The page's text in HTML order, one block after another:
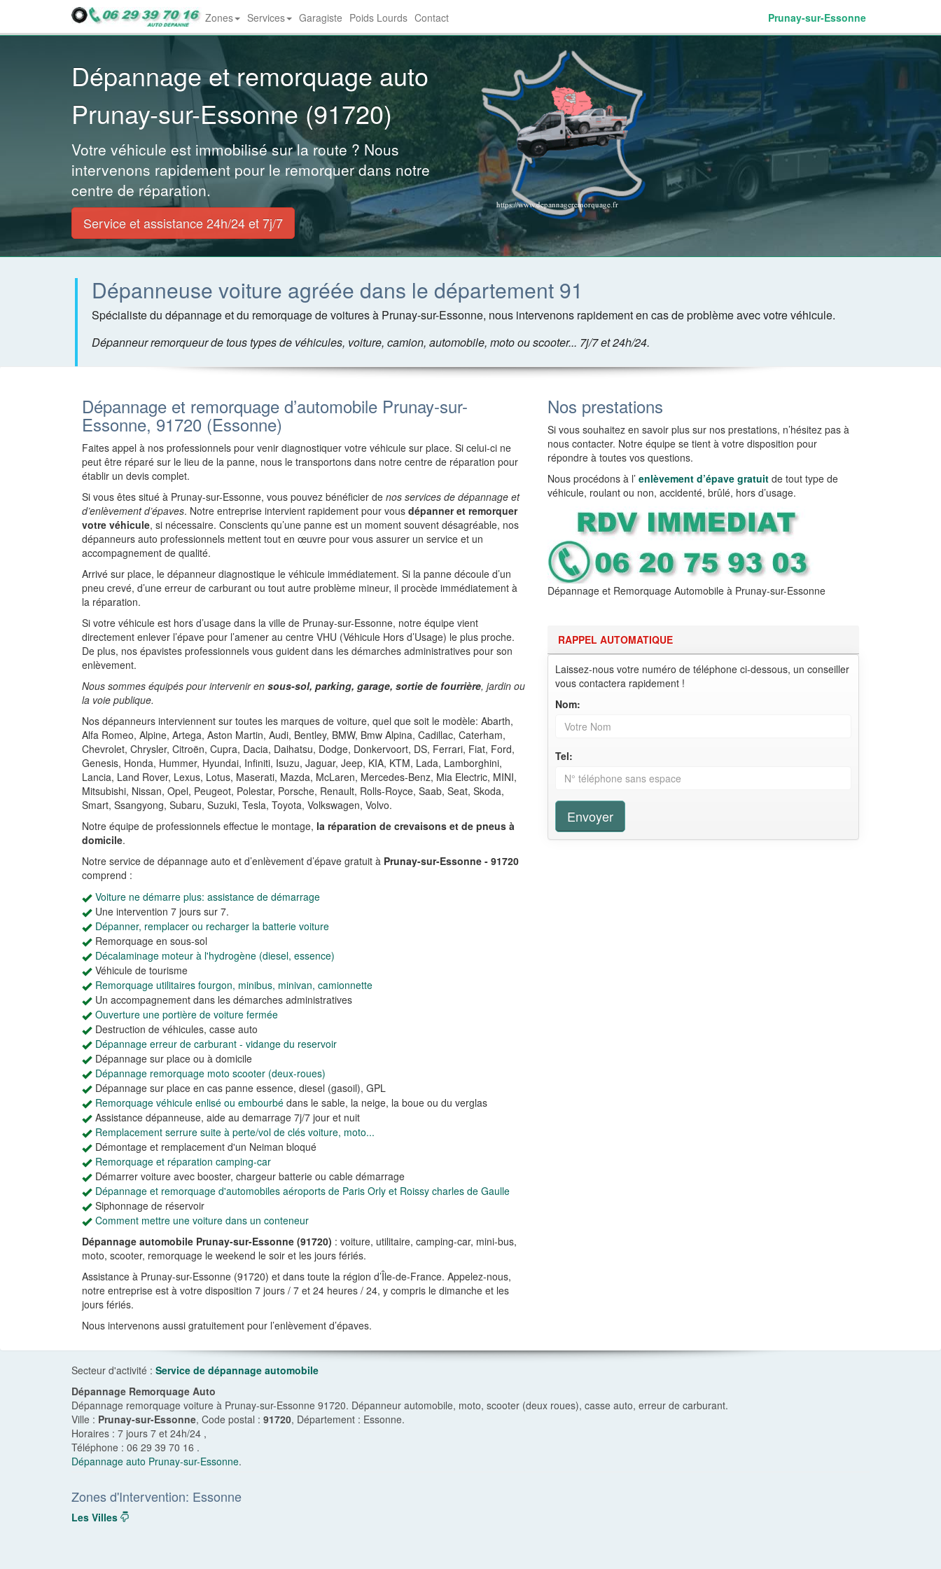
Zones Services Garagiste Poids Lourds Contact Prunay-sur-Essonne
Dépannage et remorquage auto
Prunay-sur-Essonne (91720)
Votre véhicule est immobilisé sur la route ? Nous
intervenons rapidement pour le remorquer dans notre
centre de réparation.
Service et assistance 24h/24 et 7j/7
Dépanneuse voiture agréée dans le département 91
Spécialiste du dépannage et du remorquage de voitures à Prunay-sur-Essonne, nous intervenons rapidement en cas de problème avec votre véhicule.
Dépanneur remorqueur de tous types de véhicules, voiture, camion, automobile, moto ou scooter... 7j/7 et 24h/24.
Dépannage et remorquage d’automobile Prunay-sur-
Essonne, 91720 (Essonne)
Faites appel à nos professionnels pour venir diagnostiquer votre véhicule sur place. Si celui-ci ne
peut être réparé sur le lieu de la panne, nous le transportons dans notre centre de réparation pour
établir un devis complet.
Si vous êtes situé à Prunay-sur-Essonne, vous pouvez bénéficier de nos services de dépannage et
d’enlèvement d’épaves. Notre entreprise intervient rapidement pour vous dépanner et remorquer
votre véhicule, si nécessaire. Conscients qu’une panne est un moment souvent désagréable, nos
dépanneurs auto professionnels mettent tout en œuvre pour vous assurer un service et un
accompagnement de qualité.
Arrivé sur place, le dépanneur diagnostique le véhicule immédiatement. Si la panne découle d’un
pneu crevé, d’une erreur de carburant ou tout autre problème mineur, il procède immédiatement à
la réparation.
Si votre véhicule est hors d’usage dans la ville de Prunay-sur-Essonne, notre équipe vient
directement enlever l’épave pour l’amener au centre VHU (Véhicule Hors d’Usage) le plus proche.
De plus, nos épavistes professionnels vous guident dans les démarches administratives pour son
enlèvement.
Nous sommes équipés pour intervenir en sous-sol, parking, garage, sortie de fourrière, jardin ou
la voie publique.
Nos dépanneurs interviennent sur toutes les marques de voiture, quel que soit le modèle: Abarth,
Alfa Romeo, Alpine, Artega, Aston Martin, Audi, Bentley, BMW, Bmw Alpina, Cadillac, Caterham,
Chevrolet, Chrysler, Citroën, Cupra, Dacia, Daihatsu, Dodge, Donkervoort, DS, Ferrari, Fiat, Ford,
Genesis, Honda, Hummer, Hyundai, Infiniti, Isuzu, Jaguar, Jeep, KIA, KTM, Lada, Lamborghini,
Lancia, Land Rover, Lexus, Lotus, Maserati, Mazda, McLaren, Mercedes-Benz, Mia Electric, MINI,
Mitsubishi, Nissan, Opel, Peugeot, Polestar, Porsche, Renault, Rolls-Royce, Saab, Seat, Skoda,
Smart, Ssangyong, Subaru, Suzuki, Tesla, Toyota, Volkswagen, Volvo.
Notre équipe de professionnels effectue le montage, la réparation de crevaisons et de pneus à
domicile.
Notre service de dépannage auto et d’enlèvement d’épave gratuit à Prunay-sur-Essonne - 91720
comprend :
Voiture ne démarre plus: assistance de démarrage
Une intervention 7 jours sur 7.
Dépanner, remplacer ou recharger la batterie voiture
Remorquage en sous-sol
Décalaminage moteur à l'hydrogène (diesel, essence)
Véhicule de tourisme
Remorquage utilitaires fourgon, minibus, minivan, camionnette
Un accompagnement dans les démarches administratives
Ouverture une portière de voiture fermée
Destruction de véhicules, casse auto
Dépannage erreur de carburant - vidange du reservoir
Dépannage sur place ou à domicile
Dépannage remorquage moto scooter (deux-roues)
Dépannage sur place en cas panne essence, diesel (gasoil), GPL
Remorquage véhicule enlisé ou embourbé dans le sable, la neige, la boue ou du verglas
Assistance dépanneuse, aide au demarrage 7j/7 jour et nuit
Remplacement serrure suite à perte/vol de clés voiture, moto...
Démontage et remplacement d'un Neiman bloqué
Remorquage et réparation camping-car
Démarrer voiture avec booster, chargeur batterie ou cable démarrage
Dépannage et remorquage d'automobiles aéroports de Paris Orly et Roissy charles de Gaulle
Siphonnage de réservoir
Comment mettre une voiture dans un conteneur
Dépannage automobile Prunay-sur-Essonne (91720) : voiture, utilitaire, camping-car, mini-bus,
moto, scooter, remorquage le weekend le soir et les jours fériés.
Assistance à Prunay-sur-Essonne (91720) et dans toute la région d’Île-de-France. Appelez-nous,
notre entreprise est à votre disposition 7 jours / 7 et 24 heures / 24, y compris le dimanche et les
jours fériés.
Nous intervenons aussi gratuitement pour l’enlèvement d’épaves.
Nos prestations
Si vous souhaitez en savoir plus sur nos prestations, n’hésitez pas à
nous contacter. Notre équipe se tient à votre disposition pour
répondre à toutes vos questions.
Nous procédons à l’ enlèvement d’épave gratuit de tout type de
véhicule, roulant ou non, accidenté, brûlé, hors d’usage.
Dépannage et Remorquage Automobile à Prunay-sur-Essonne
RAPPEL AUTOMATIQUE
Laissez-nous votre numéro de téléphone ci-dessous, un conseiller
vous contactera rapidement !
Nom:
Tel:
Envoyer
Secteur d'activité : Service de dépannage automobile
Dépannage Remorquage Auto
Dépannage remorquage voiture à Prunay-sur-Essonne 91720. Dépanneur automobile, moto, scooter (deux roues), casse auto, erreur de carburant.
Ville : Prunay-sur-Essonne, Code postal : 91720, Département : Essonne.
Horaires : 7 jours 7 et 24h/24 ,
Téléphone : 06 29 39 70 16 .
Dépannage auto Prunay-sur-Essonne.
Zones d'Intervention: Essonne
Les Villes